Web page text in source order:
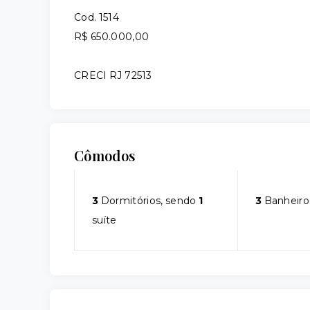
Cod. 1514
R$ 650.000,00
CRECI RJ 72513
Cômodos
3 Dormitórios, sendo 1
suíte
3